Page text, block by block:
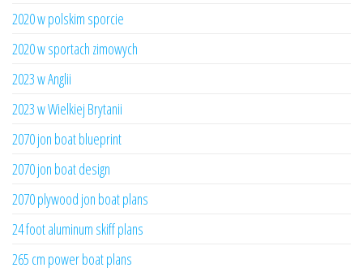
2020 w polskim sporcie
2020 w sportach zimowych
2023 w Anglii
2023 w Wielkiej Brytanii
2070 jon boat blueprint
2070 jon boat design
2070 plywood jon boat plans
24 foot aluminum skiff plans
265 cm power boat plans